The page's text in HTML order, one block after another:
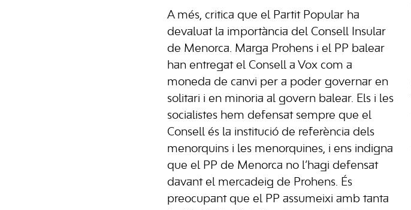
A més, critica que el Partit Popular ha
devaluat la importància del Consell Insular
de Menorca. Marga Prohens i el PP balear
han entregat el Consell a Vox com a
moneda de canvi per a poder governar en
solitari i en minoria al govern balear. Els i les
socialistes hem defensat sempre que el
Consell és la institució de referència dels
menorquins i les menorquines, i ens indigna
que el PP de Menorca no l’hagi defensat
davant el mercadeig de Prohens. És
preocupant que el PP assumeixi amb tanta